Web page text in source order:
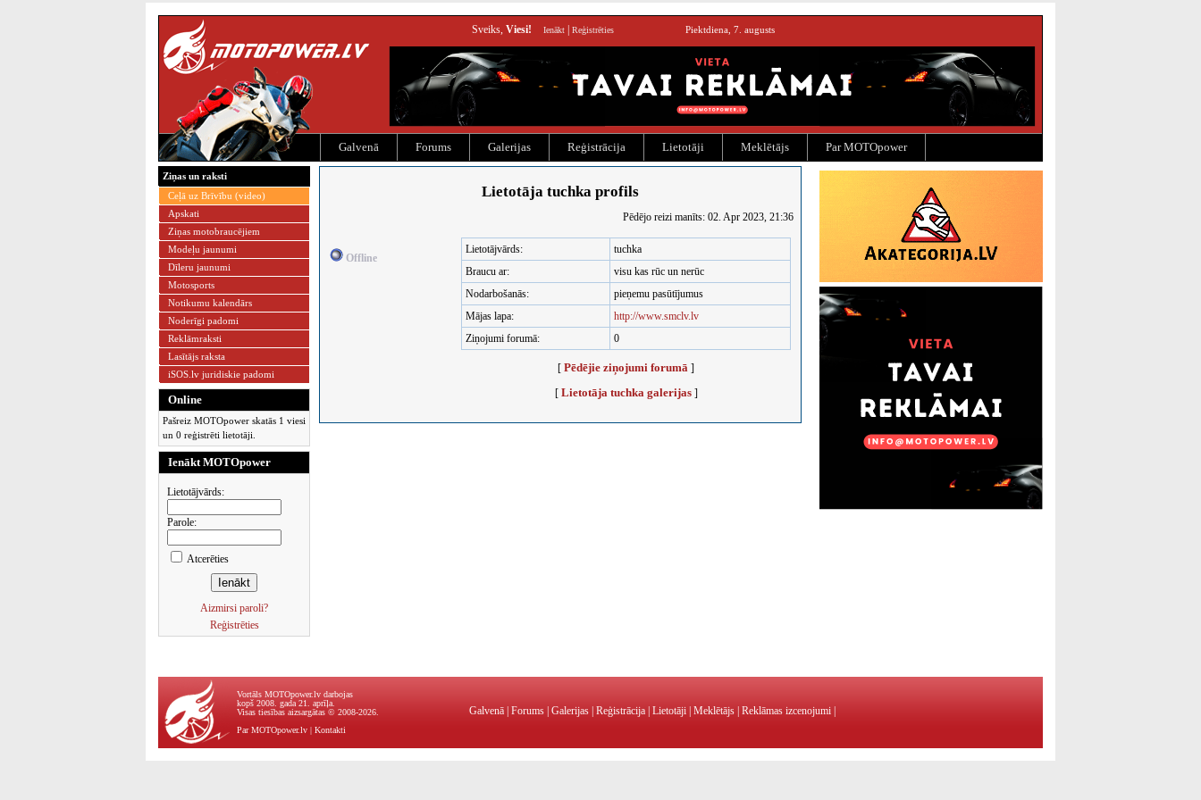
Sveiks, Viesi! Ienākt Reģistrēties Piektdiena, 7. augusts
Galvenā Forums Galerijas Reģistrācija Lietotāji Meklētājs Par MOTOpower
Ziņas un raksti
Ceļā uz Brīvību (video)
Apskati
Ziņas motobraucējiem
Modeļu jaunumi
Dīleru jaunumi
Motosports
Notikumu kalendārs
Noderīgi padomi
Reklāmraksti
Lasītājs raksta
iSOS.lv juridiskie padomi
Online
Pašreiz MOTOpower skatās 1 viesi
un 0 reģistrēti lietotāji.
Ienākt MOTOpower
Lietotājvārds:
Parole:
Atcerēties
Aizmirsi paroli?
Reģistrēties
Lietotāja tuchka profils
Pēdējo reizi manīts: 02. Apr 2023, 21:36
Offline
Lietotājvārds:
tuchka
Braucu ar:
visu kas rūc un nerūc
Nodarbošanās:
pieņemu pasūtījumus
Mājas lapa:
http://www.smclv.lv
Ziņojumi forumā:
0
[ Pēdējie ziņojumi forumā ]
[ Lietotāja tuchka galerijas]
Vortāls MOTOpower.lv darbojas
kopš 2008. gada 21. aprīļa.
Visas tiesības aizsargātas © 2008-2026.
Par MOTOpower.lv | Kontakti
Galvenā Forums Galerijas Reģistrācija Lietotāji Meklētājs Reklāmas izcenojumi